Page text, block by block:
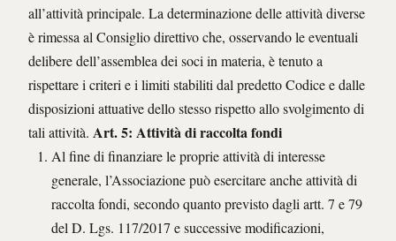
all’attività principale. La determinazione delle attività diverse
è rimessa al Consiglio direttivo che, osservando le eventuali
delibere dell’assemblea dei soci in materia, è tenuto a
rispettare i criteri e i limiti stabiliti dal predetto Codice e dalle
disposizioni attuative dello stesso rispetto allo svolgimento di
tali attività. Art. 5: Attività di raccolta fondi
Al fine di finanziare le proprie attività di interesse
generale, l’Associazione può esercitare anche attività di
raccolta fondi, secondo quanto previsto dagli artt. 7 e 79
del D. Lgs. 117/2017 e successive modificazioni,